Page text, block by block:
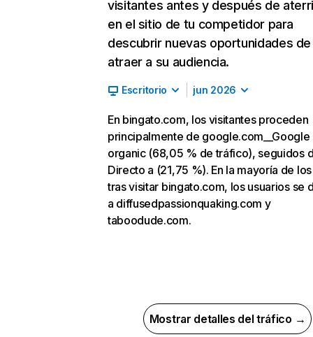
visitantes antes y después de
en el sitio de tu competidor para
descubrir nuevas oportunidades de
atraer a su audiencia.
Escritorio jun 2026
En bingato.com, los visitantes proceden
principalmente de google.com__Google
organic (68,05 % de tráfico), seguidos
Directo a (21,75 %). En la mayoría de
tras visitar bingato.com, los usuarios se
a diffusedpassionquaking.com y
taboodude.com.
Mostrar detalles del tráfico →